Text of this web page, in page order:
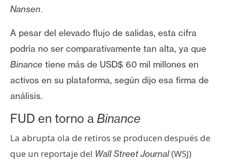
R
e
c
u
s
o
s
Nansen.
A pesar del elevado flujo de salidas, esta cifra
podría no ser comparativamente tan alta, ya que
Binance tiene más de USD$ 60 mil millones en
activos en su plataforma, según dijo esa firma de
análisis.
FUD en torno a Binance
La abrupta ola de retiros se producen después de
que un reportaje del Wall Street Journal(WSJ)